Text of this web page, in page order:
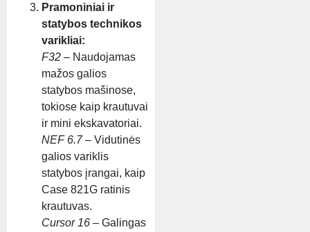
Pramoniniai ir
statybos technikos
varikliai:
F32 – Naudojamas
mažos galios
statybos mašinose,
tokiose kaip krautuvai
ir mini ekskavatoriai.
NEF 6.7– Vidutinės
galios variklis
statybos įrangai, kaip
Case 821G ratinis
krautuvas.
Cursor 16 – Galingas